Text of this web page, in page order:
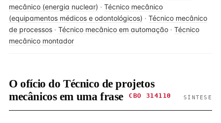
mecânico (energia nuclear) · Técnico mecânico
(equipamentos médicos e odontológicos) · Técnico mecânico
de processos · Técnico mecânico em automação · Técnico
mecânico montador
O ofício do Técnico de projetos
mecânicos em uma frase
CBO 314110 SÍNTESE